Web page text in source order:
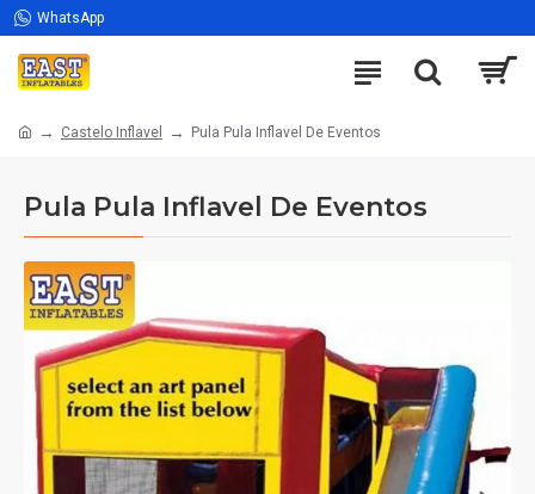
WhatsApp
Castelo Inflavel Pula Pula Inflavel De Eventos
Pula Pula Inflavel De Eventos